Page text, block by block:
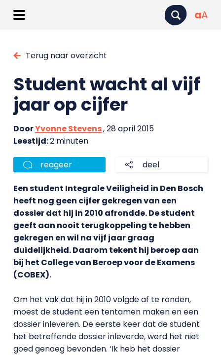
aA
Terug naar overzicht
Student wacht al vijf
jaar op cijfer
DoorYvonne Stevens, 28 april 2015
Leestijd:2 minuten
reageer deel
Een student Integrale Veiligheid in Den Bosch
heeft nog geen cijfer gekregen van een
dossier dat hij in 2010 afrondde. De student
geeft aan nooit terugkoppeling te hebben
gekregen en wil na vijf jaar graag
duidelijkheid. Daarom tekent hij beroep aan
bij het College van Beroep voor de Examens
(COBEX).
Om het vak dat hij in 2010 volgde af te ronden,
moest de student een tentamen maken en een
dossier inleveren. De eerste keer dat de student
het betreffende dossier inleverde, werd het niet
goed genoeg bevonden. ‘Ik heb het dossier